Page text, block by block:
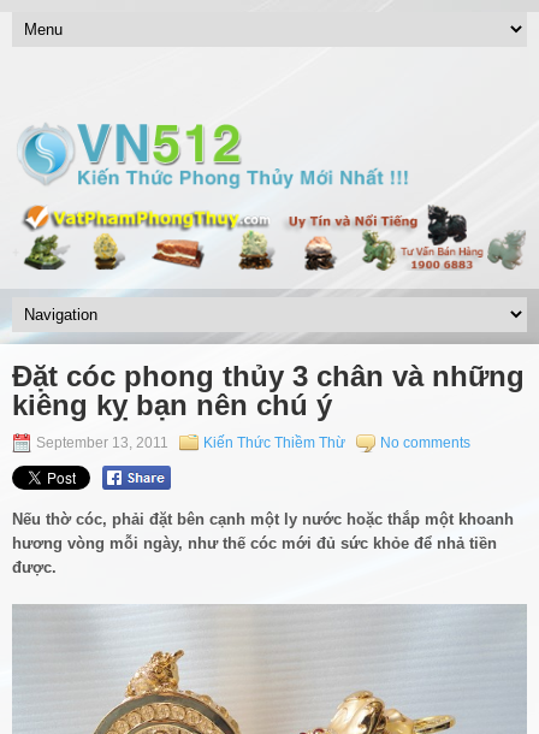
Đặt cóc phong thủy 3 chân và những
kiêng kỵ bạn nên chú ý
September 13, 2011 Kiến Thức Thiềm Thừ No comments
Nếu thờ cóc, phải đặt bên cạnh một ly nước hoặc thắp một khoanh
hương vòng mỗi ngày, như thế cóc mới đủ sức khỏe để nhả tiền
được.